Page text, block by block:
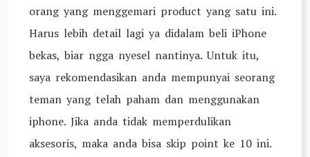
orang yang menggemari product yang satu ini.
Harus lebih detail lagi ya didalam beli iPhone
bekas, biar ngga nyesel nantinya. Untuk itu,
saya rekomendasikan anda mempunyai seorang
teman yang telah paham dan menggunakan
iphone. Jika anda tidak memperdulikan
aksesoris, maka anda bisa skip point ke 10 ini.